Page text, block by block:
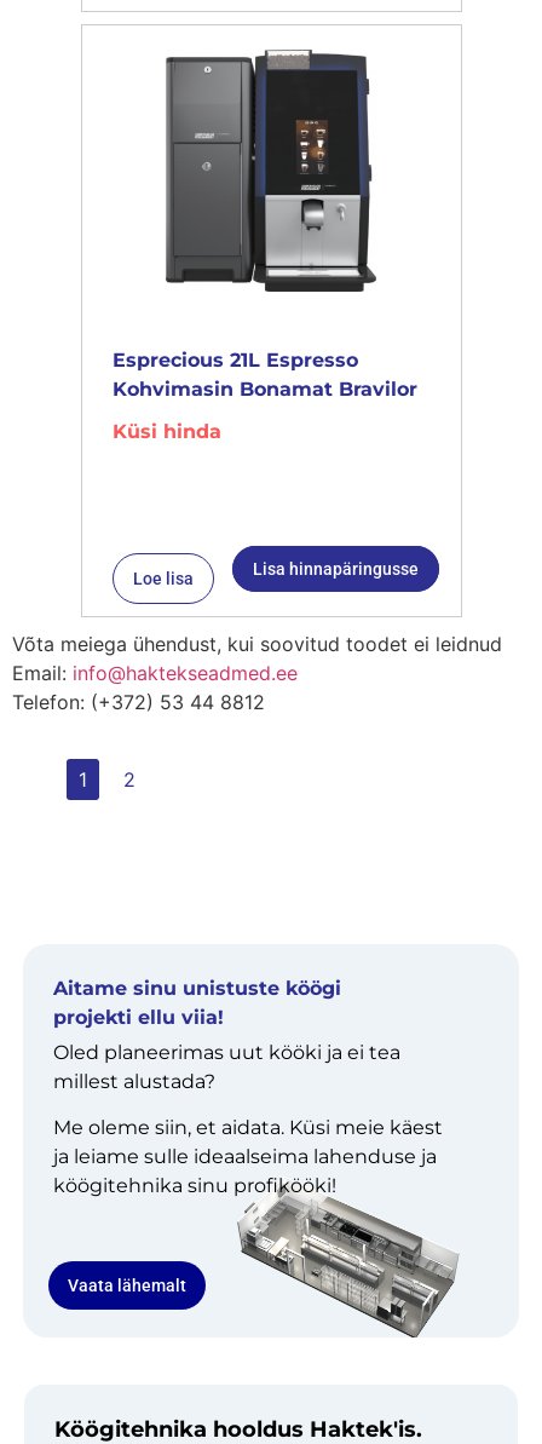
Esprecious 21L Espresso
Kohvimasin Bonamat Bravilor
Küsi hinda
Loe lisa Lisa hinnapäringusse
Võta meiega ühendust, kui soovitud toodet ei leidnud
Email: info@haktekseadmed.ee
Telefon: (+372) 53 44 8812
1 2
Aitame sinu unistuste köögi
projekti ellu viia!
Oled planeerimas uut kööki ja ei tea
millest alustada?
Me oleme siin, et aidata. Küsi meie käest
ja leiame sulle ideaalseima lahenduse ja
köögitehnika sinu profikööki!
Vaata lähemalt
Köögitehnika hooldus Haktek'is.